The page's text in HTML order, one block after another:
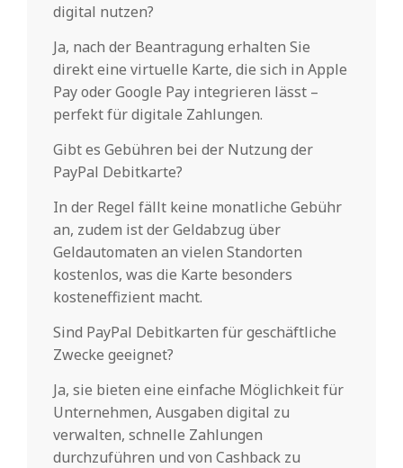
digital nutzen?
Ja, nach der Beantragung erhalten Sie
direkt eine virtuelle Karte, die sich in Apple
Pay oder Google Pay integrieren lässt –
perfekt für digitale Zahlungen.
Gibt es Gebühren bei der Nutzung der
PayPal Debitkarte?
In der Regel fällt keine monatliche Gebühr
an, zudem ist der Geldabzug über
Geldautomaten an vielen Standorten
kostenlos, was die Karte besonders
kosteneffizient macht.
Sind PayPal Debitkarten für geschäftliche
Zwecke geeignet?
Ja, sie bieten eine einfache Möglichkeit für
Unternehmen, Ausgaben digital zu
verwalten, schnelle Zahlungen
durchzuführen und von Cashback zu